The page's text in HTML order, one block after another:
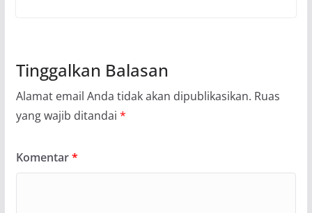
Tinggalkan Balasan
Alamat email Anda tidak akan dipublikasikan. Ruas
yang wajib ditandai *
Komentar*